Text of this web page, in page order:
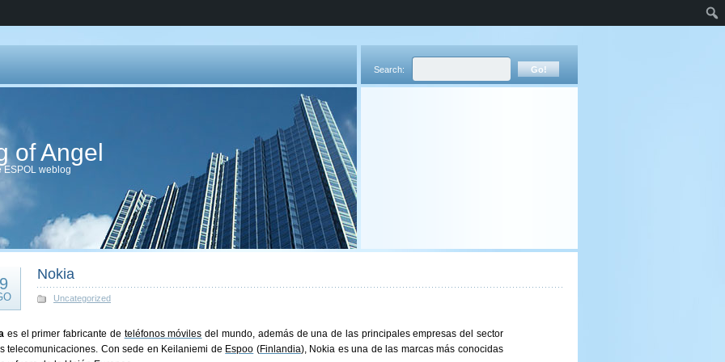
Search:
of Angel
ESPOL weblog
Nokia
Uncategorized
es el primer fabricante de teléfonos móviles del mundo, además de una de las principales empresas del sector
telecomunicaciones. Con sede en Keilaniemi de Espoo (Finlandia), Nokia es una de las marcas más conocidas